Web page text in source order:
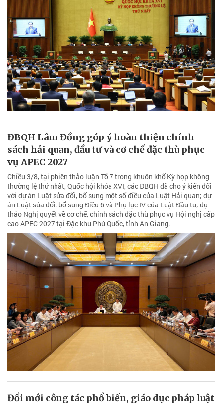
ĐBQH Lâm Đồng góp ý hoàn thiện chính
sách hải quan, đầu tư và cơ chế đặc thù phục
vụ APEC 2027
Chiều 3/8, tại phiên thảo luận Tổ 7 trong khuôn khổ Kỳ họp không
thường lệ thứ nhất, Quốc hội khóa XVI, các ĐBQH đã cho ý kiến đối
với dự án Luật sửa đổi, bổ sung một số điều của Luật Hải quan; dự
án Luật sửa đổi, bổ sung Điều 6 và Phụ lục IV của Luật Đầu tư; dự
thảo Nghị quyết về cơ chế, chính sách đặc thù phục vụ Hội nghị cấp
cao APEC 2027 tại Đặc khu Phú Quốc, tỉnh An Giang.
Đổi mới công tác phổ biến, giáo dục pháp luật